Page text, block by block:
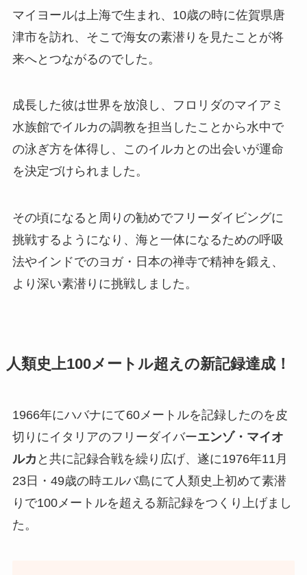
マイヨールは上海で生まれ、10歳の時に佐賀県唐
津市を訪れ、そこで海女の素潜りを見たことが将
来へとつながるのでした。
成長した彼は世界を放浪し、フロリダのマイアミ
水族館でイルカの調教を担当したことから水中で
の泳ぎ方を体得し、このイルカとの出会いが運命
を決定づけられました。
その頃になると周りの勧めでフリーダイビングに
挑戦するようになり、海と一体になるための呼吸
法やインドでのヨガ・日本の禅寺で精神を鍛え、
より深い素潜りに挑戦しました。
人類史上100メートル超えの新記録達成！
1966年にハバナにて60メートルを記録したのを皮
切りにイタリアのフリーダイバーエンゾ・マイオ
ルカ と共に記録合戦を繰り広げ、遂に1976年11月
23日・49歳の時エルバ島にて人類史上初めて素潜
りで100メートルを超える新記録をつくり上げまし
た。